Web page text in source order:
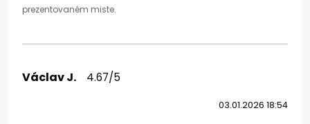
prezentovaném miste.
Václav J. 4.67/5
03.01.2026 18:54